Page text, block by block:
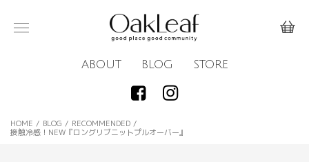
ABOUT BLOG STORE
HOME / BLOG / RECOMMENDED /
接触冷感！NEW『ロングリブニットプルオーバー』